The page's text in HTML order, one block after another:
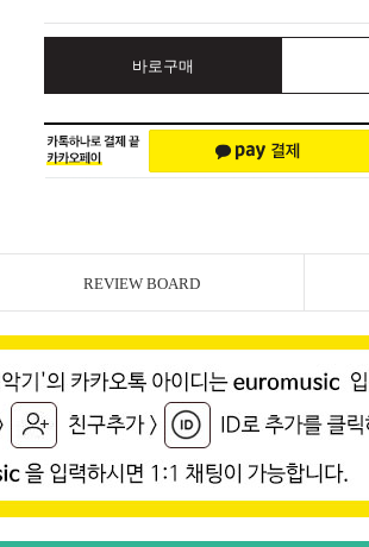
바로구매
REVIEW BOARD